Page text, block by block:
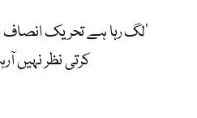
’لگ رہا ہے تحریک انصاف
کرتی نظر نہیں